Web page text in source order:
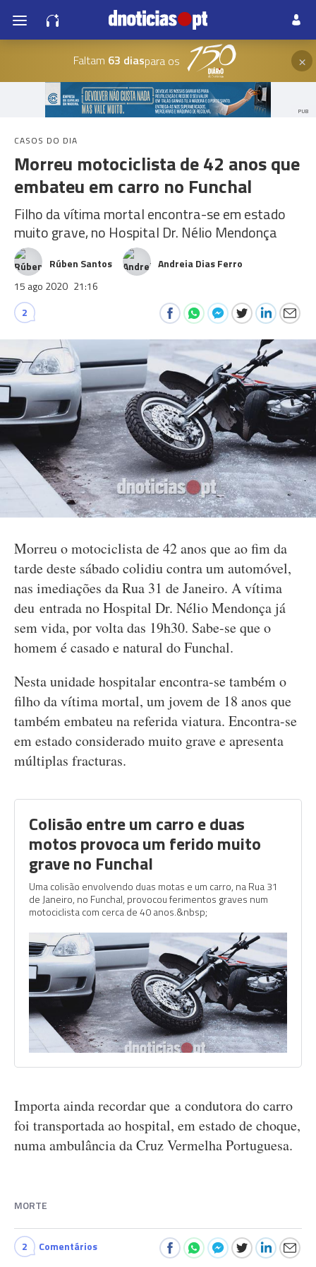
Faltam 63 diaspara os ×
PUB
CASOS DO DIA
Morreu motociclista de 42 anos que
embateu em carro no Funchal
Filho da vítima mortal encontra-se em estado
muito grave, no Hospital Dr. Nélio Mendonça
Rúben Santos
Andreia Dias Ferro
15 ago 2020 21:16
2
Morreu o motociclista de 42 anos que ao fim da
tarde deste sábado colidiu contra um automóvel,
nas imediações da Rua 31 de Janeiro. A vítima
deu entrada no Hospital Dr. Nélio Mendonça já
sem vida, por volta das 19h30. Sabe-se que o
homem é casado e natural do Funchal.
Nesta unidade hospitalar encontra-se também o
filho da vítima mortal, um jovem de 18 anos que
também embateu na referida viatura. Encontra-se
em estado considerado muito grave e apresenta
múltiplas fracturas.
Colisão entre um carro e duas
motos provoca um ferido muito
grave no Funchal
Uma colisão envolvendo duas motas e um carro, na Rua 31
de Janeiro, no Funchal, provocou ferimentos graves num
motociclista com cerca de 40 anos.&nbsp;
Importa ainda recordar que a condutora do carro
foi transportada ao hospital, em estado de choque,
numa ambulância da Cruz Vermelha Portuguesa.
MORTE
2 Comentários